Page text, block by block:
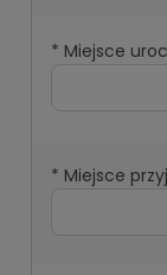
* Miejsce
* Miejsce